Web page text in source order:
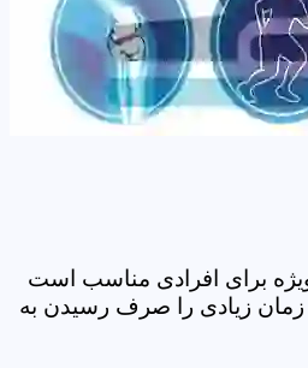
ویژه برای افرادی مناسب است
زمان زیادی را صرف رسیدن به